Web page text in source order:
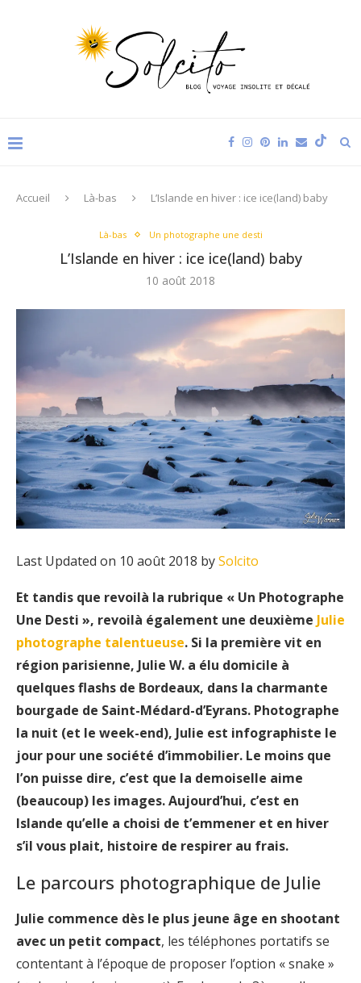
Accueil Là-bas L’Islande en hiver : ice ice(land) baby
Là-bas Un photographe une desti
L’Islande en hiver : ice ice(land) baby
10 août 2018
Last Updated on 10 août 2018 bySolcito
Et tandis que revoilà la rubrique « Un Photographe
Une Desti », revoilà également une deuxième Julie
photographe talentueuse. Si la première vit en
région parisienne, Julie W. a élu domicile à
quelques flashs de Bordeaux, dans la charmante
bourgade de Saint-Médard-d’Eyrans. Photographe
la nuit (et le week-end), Julie est infographiste le
jour pour une société d’immobilier. Le moins que
l’on puisse dire, c’est que la demoiselle aime
(beaucoup) les images. Aujourd’hui, c’est en
Islande qu’elle a choisi de t’emmener et en hiver
s’il vous plait, histoire de respirer au frais.
Le parcours photographique de Julie
Julie commence dès le plus jeune âge en shootant
avec un petit compact, les téléphones portatifs se
contentant à l’époque de proposer l’option « snake »